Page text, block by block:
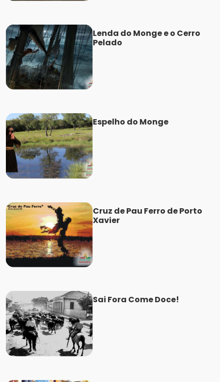
Lenda do Monge e o Cerro
Pelado
Espelho do Monge
Cruz de Pau Ferro de Porto
Xavier
Sai Fora Come Doce!